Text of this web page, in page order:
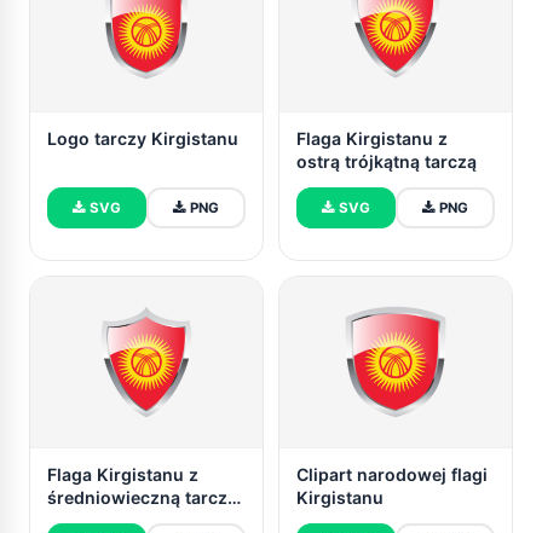
Logo tarczy Kirgistanu
SVG PNG
Flaga Kirgistanu z
ostrą trójkątną tarczą
SVG PNG
Flaga Kirgistanu z
średniowieczną tarczą
grzejną
Clipart narodowej flagi
Kirgistanu